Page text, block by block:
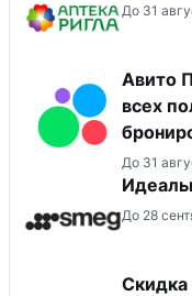
До 31
Авито
всех
До 31
До 28
Скидка